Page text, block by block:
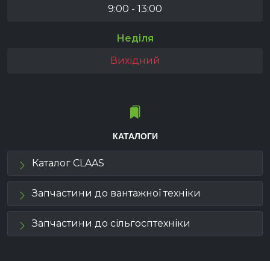
9:00 - 13:00
Неділя
Вихідний
КАТАЛОГИ
Каталог CLAAS
Запчастини до вантажної техніки
Запчастини до сільгосптехніки